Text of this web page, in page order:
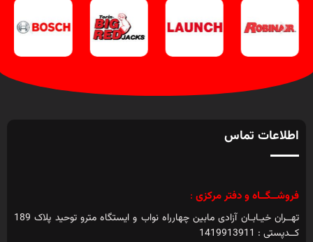
اطلاعات تماس
فروشــگــاه و دفتر مرکزی :
تهــران خیـابـان آزادی مابین چهارراه نواب و ایستگاه مترو توحید پلاک 189
کــدپستی : 1419913911